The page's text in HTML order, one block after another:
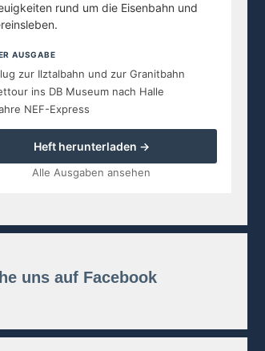
rund um die Eisenbahn und
AUSGABE
zur Ilztalbahn und zur Granitbahn
ins DB Museum nach Halle
NEF-Express
Heft herunterladen →
Alle Ausgaben ansehen
uns auf Facebook